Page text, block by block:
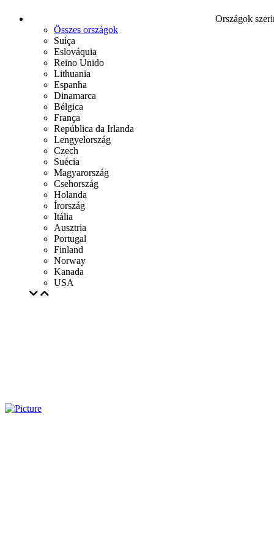
Országok
Összes országok
Suíça
Eslováquia
Reino Unido
Lithuania
Espanha
Dinamarca
Bélgica
França
República da Irlanda
Lengyelország
Czech
Suécia
Magyarország
Csehország
Holanda
Írország
Itália
Ausztria
Portugal
Finland
Norway
Kanada
USA